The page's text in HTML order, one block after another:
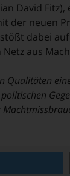
David
der neuen
dabei
aus
Qualitäten